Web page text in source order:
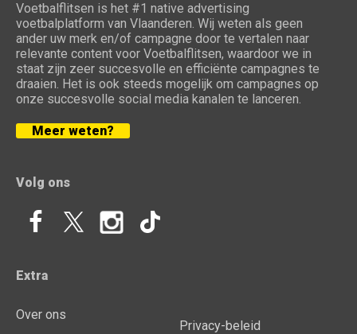
Voetbalflitsen is het #1 native advertising
voetbalplatform van Vlaanderen. Wij weten als geen
ander uw merk en/of campagne door te vertalen naar
relevante content voor Voetbalflitsen, waardoor we in
staat zijn zeer succesvolle en efficiënte campagnes te
draaien. Het is ook steeds mogelijk om campagnes op
onze succesvolle social media kanalen te lanceren.
Meer weten?
Volg ons
Extra
Over ons
Privacy-beleid